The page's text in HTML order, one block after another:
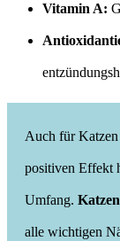
Vitamin A:
Auch für Katzen
positiven Effekt
Umfang.
alle wichtigen